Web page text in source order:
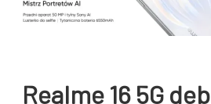
Realme 16 5G